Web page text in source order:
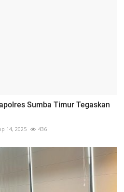
Sumba Timur Tegaskan
14, 2025 436